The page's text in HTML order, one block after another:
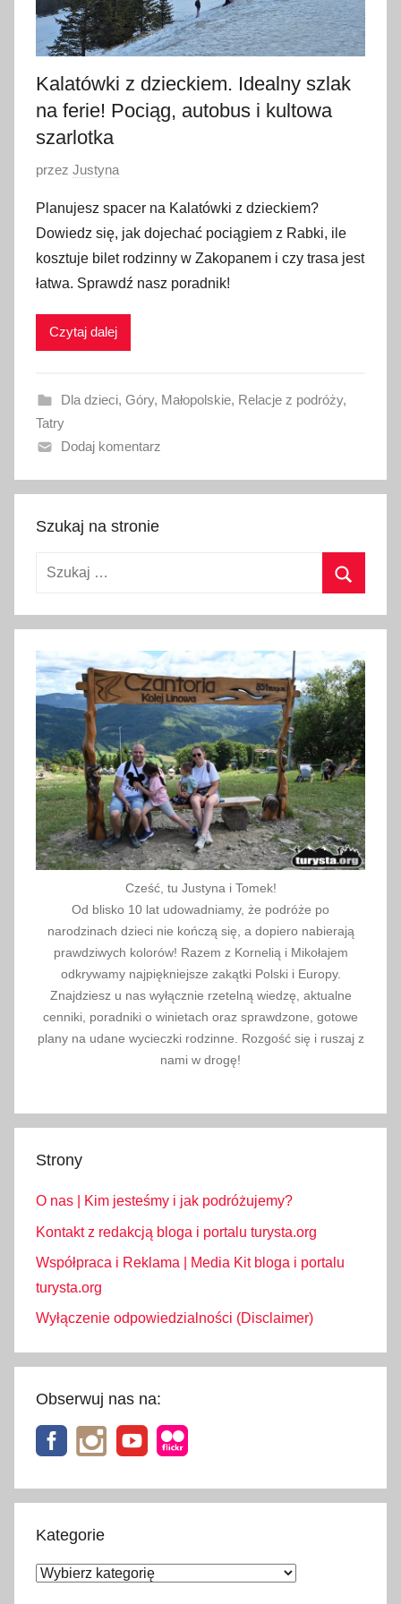
Kalatówki z dzieckiem. Idealny szlak
na ferie! Pociąg, autobus i kultowa
szarlotka
O
u
b
l
i
w
n
o
1
l
u
o
0
2
6
przez Justyna
Planujesz spacer na Kalatówki z dzieckiem?
Dowiedz się, jak dojechać pociągiem z Rabki, ile
kosztuje bilet rodzinny w Zakopanem i czy trasa jest
łatwa. Sprawdź nasz poradnik!
Czytaj dalej
Dla dzieci, Góry, Małopolskie, Relacje z podróży,
Tatry
Dodaj komentarz
Szukaj na stronie
Szukaj:
Cześć, tu Justyna i Tomek!
Od blisko 10 lat udowadniamy, że podróże po
narodzinach dzieci nie kończą się, a dopiero nabierają
prawdziwych kolorów! Razem z Kornelią i Mikołajem
odkrywamy najpiękniejsze zakątki Polski i Europy.
Znajdziesz u nas wyłącznie rzetelną wiedzę, aktualne
cenniki, poradniki o winietach oraz sprawdzone, gotowe
plany na udane wycieczki rodzinne. Rozgość się i ruszaj z
nami w drogę!
Strony
O nas | Kim jesteśmy i jak podróżujemy?
Kontakt z redakcją bloga i portalu turysta.org
Współpraca i Reklama | Media Kit bloga i portalu
turysta.org
Wyłączenie odpowiedzialności (Disclaimer)
Obserwuj nas na:
Kategorie
Kategorie